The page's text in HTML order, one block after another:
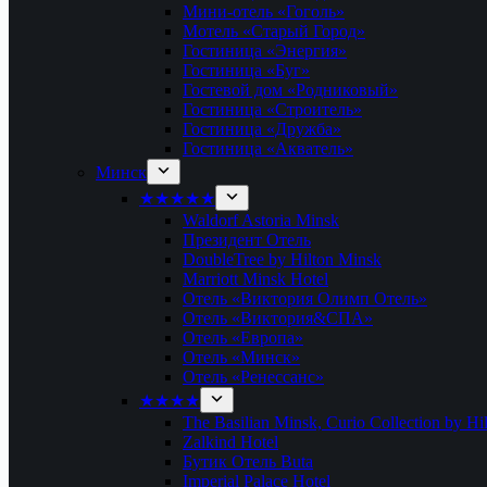
Мини-отель «Гоголь»
Мотель «Старый Город»
Гостиница «Энергия»
Гостиница «Буг»
Гостевой дом «Родниковый»
Гостиница «Строитель»
Гостиница «Дружба»
Гостиница «Акватель»
Минск
★★★★★
Waldorf Astoria Minsk
Президент Отель
DoubleTree by Hilton Minsk
Marriott Minsk Hotel
Отель «Виктория Олимп Отель»
Отель «Виктория&СПА»
Отель «Европа»
Отель «Минск»
Отель «Ренессанс»
★★★★
The Basilian Minsk, Curio Collection by
Zalkind Hotel
Бутик Отель Buta
Imperial Palace Hotel